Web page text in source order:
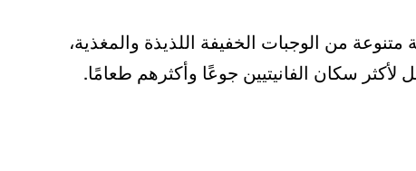
من الوجبات الخفيفة اللذيذة والمغذية،
سكان الفانيتيين جوعًا وأكثرهم طعامًا.